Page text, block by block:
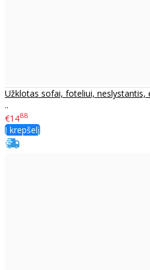
Užklotas sofai, foteliui, neslystantis,
..
€1488
Į krepšelį